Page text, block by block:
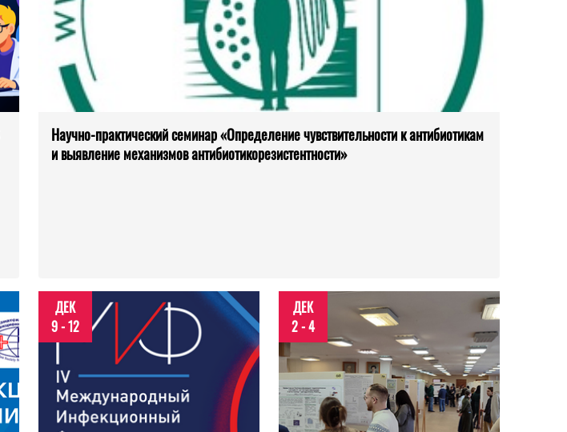
Научно-практический семинар «Определение чувствительности к антибиотикам
и выявление механизмов антибиотикорезистентности»
ДЕК
9 - 12
ДЕК
2 - 4